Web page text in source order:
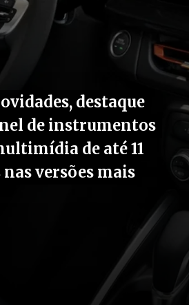
destaque
de instrumentos
de até 11
nas versões mais
destaque
de instrumentos
de até 11
nas versões mais